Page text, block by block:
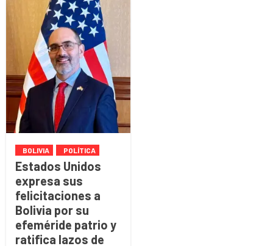
BOLIVIA POLÍTICA
Estados Unidos
expresa sus
felicitaciones a
Bolivia por su
efeméride patrio y
ratifica lazos de